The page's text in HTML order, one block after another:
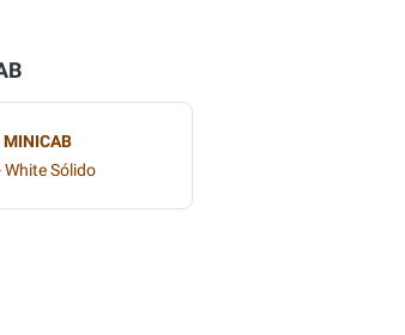
Sólido